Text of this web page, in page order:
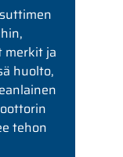
merkit ja
huolto,
tehon